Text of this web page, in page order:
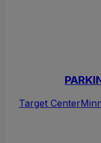
Target Center